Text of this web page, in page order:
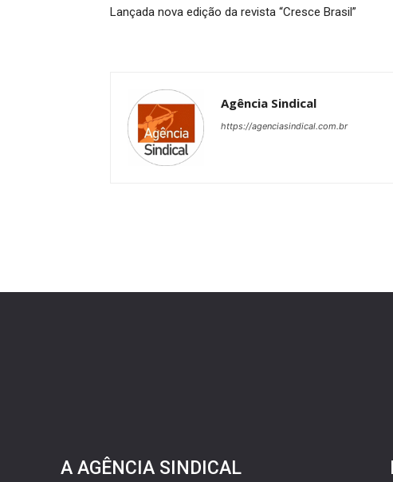
Lançada nova edição da revista “Cresce Brasil”
Agência Sindical
https://agenciasindical.com.br
A AGÊNCIA SINDICAL